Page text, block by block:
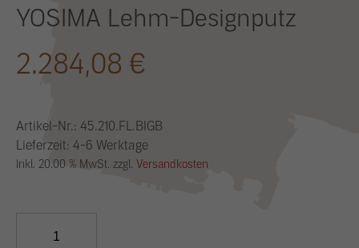
YOSIMA Lehm-Designputz
2.284,08 €
Artikel-Nr.: 45.210.FL.BIGB
Lieferzeit: 4-6 Werktage
Inkl. 20.00 % MwSt. zzgl. Versandkosten